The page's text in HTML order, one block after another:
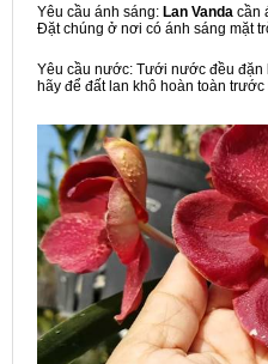
Yêu cầu ánh sáng: Lan Vanda cần
Đặt chúng ở nơi có ánh sáng mặt
Yêu cầu nước: Tưới nước đều đặn
hãy để đất lan khô hoàn toàn